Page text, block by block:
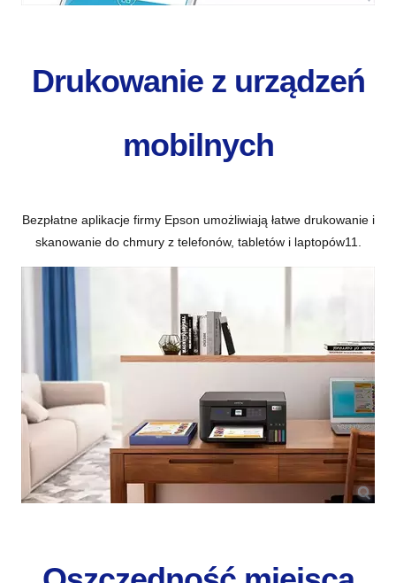
Drukowanie z urządzeń
mobilnych
Bezpłatne aplikacje firmy Epson umożliwiają łatwe drukowanie i
skanowanie do chmury z telefonów, tabletów i laptopów11.